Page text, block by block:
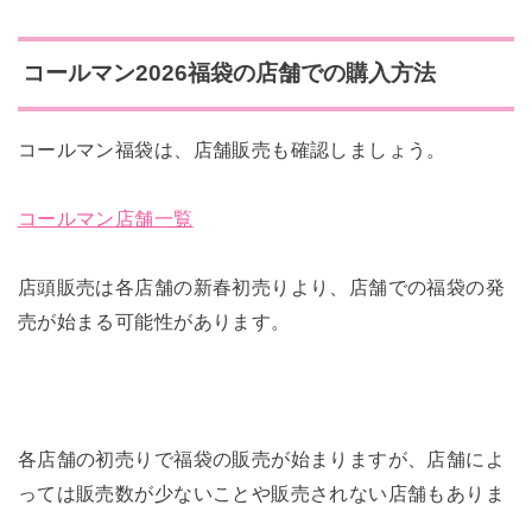
コールマン2026福袋の店舗での購入方法
コールマン福袋は、店舗販売も確認しましょう。
コールマン店舗一覧
店頭販売は各店舗の新春初売りより、店舗での福袋の発
売が始まる可能性があります。
各店舗の初売りで福袋の販売が始まりますが、店舗によ
っては販売数が少ないことや販売されない店舗もありま